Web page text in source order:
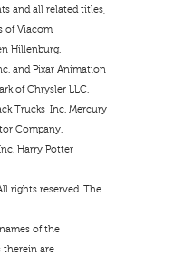
and all related titles,
of Viacom
Hillenburg.
and Pixar Animation
of Chrysler LLC.
Trucks, Inc. Mercury
Company.
Harry Potter
rights reserved. The
of the
therein are